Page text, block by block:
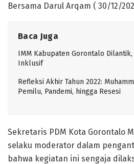
Bersama Darul Arqam ( 30/12/
Baca Juga
IMM Kabupaten Gorontalo Dilantik,
Inklusif
Refleksi Akhir Tahun 2022:
Pemilu, Pandemi, hingga Resesi
Sekretaris PDM Kota Gorontalo
selaku moderator dalam
bahwa kegiatan ini sengaja